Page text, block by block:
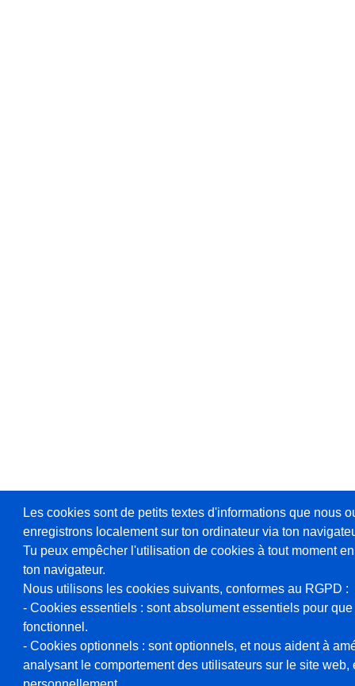
Les cookies sont de petits textes d'informations que nous
enregistrons localement sur ton ordinateur via ton
Tu peux empêcher l'utilisation de cookies à tout moment
ton navigateur.
Nous utilisons les cookies suivants, conformes au RGPD :
- Cookies essentiels : sont absolument essentiels pour
fonctionnel.
- Cookies optionnels : sont optionnels, et nous aident à
analysant le comportement des utilisateurs sur le site web,